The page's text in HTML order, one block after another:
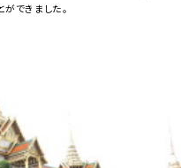
できました。